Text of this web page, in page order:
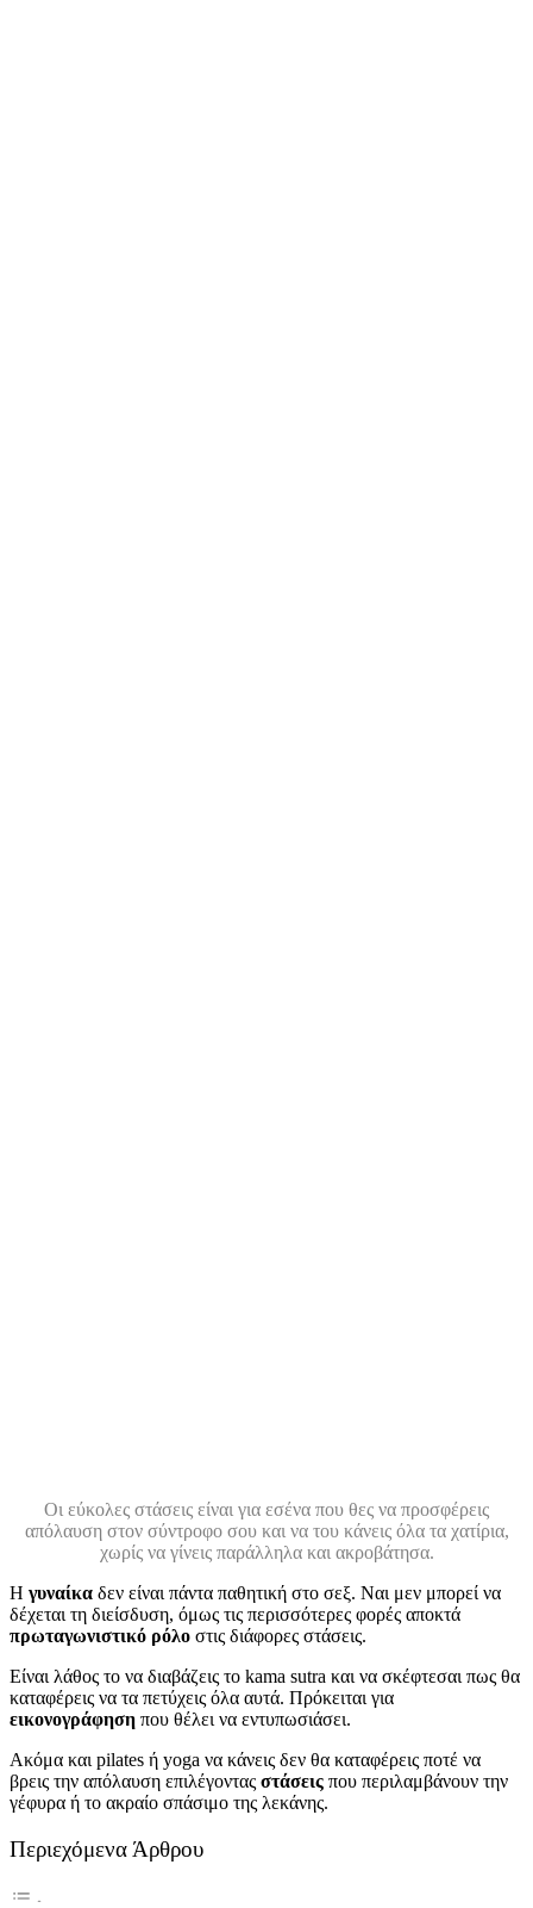
Οι εύκολες στάσεις είναι για εσένα που θες να προσφέρεις
απόλαυση στον σύντροφο σου και να του κάνεις όλα τα χατίρια,
χωρίς να γίνεις παράλληλα και ακροβάτησα.
Η γυναίκα δεν είναι πάντα παθητική στο σεξ. Ναι μεν μπορεί να
δέχεται τη διείσδυση, όμως τις περισσότερες φορές αποκτά
πρωταγωνιστικό ρόλο στις διάφορες στάσεις.
Είναι λάθος το να διαβάζεις το kama sutra και να σκέφτεσαι πως θα
καταφέρεις να τα πετύχεις όλα αυτά. Πρόκειται για
εικονογράφηση που θέλει να εντυπωσιάσει.
Ακόμα και pilates ή yoga να κάνεις δεν θα καταφέρεις ποτέ να
βρεις την απόλαυση επιλέγοντας στάσεις που περιλαμβάνουν την
γέφυρα ή το ακραίο σπάσιμο της λεκάνης.
Περιεχόμενα Άρθρου